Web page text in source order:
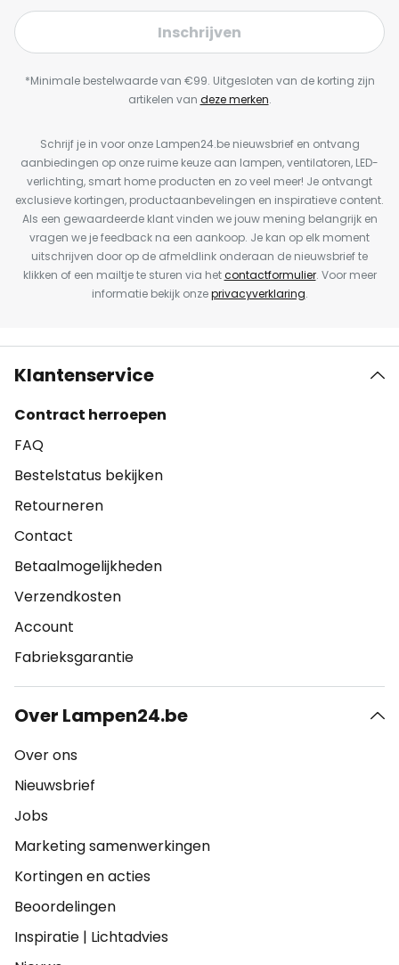
Inschrijven
*Minimale bestelwaarde van €99. Uitgesloten van de korting zijn
artikelen van deze merken.
Schrijf je in voor onze Lampen24.be nieuwsbrief en ontvang
aanbiedingen op onze ruime keuze aan lampen, ventilatoren, LED-
verlichting, smart home producten en zo veel meer! Je ontvangt
exclusieve kortingen, productaanbevelingen en inspiratieve content.
Als een gewaardeerde klant vinden we jouw mening belangrijk en
vragen we je feedback na een aankoop. Je kan op elk moment
uitschrijven door op de afmeldlink onderaan de nieuwsbrief te
klikken of een mailtje te sturen via hetcontactformulier. Voor meer
informatie bekijk onzeprivacyverklaring.
Klantenservice
Contract herroepen
FAQ
Bestelstatus bekijken
Retourneren
Contact
Betaalmogelijkheden
Verzendkosten
Account
Fabrieksgarantie
Over Lampen24.be
Over ons
Nieuwsbrief
Jobs
Marketing samenwerkingen
Kortingen en acties
Beoordelingen
Inspiratie | Lichtadvies